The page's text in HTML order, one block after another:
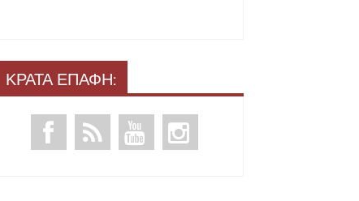
ΚΡΑΤΑ ΕΠΑΦΗ: